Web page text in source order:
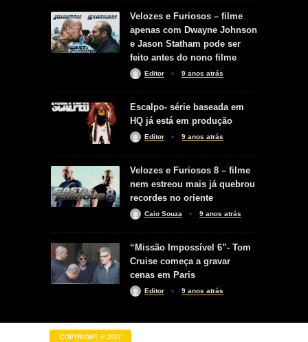
Velozes e Furiosos – filme
apenas com Dwayne Johnson
e Jason Statham pode ser
feito antes do nono filme
Editor 9 anos atrás
Escalpo- série baseada em
HQ já está em produção
Editor 9 anos atrás
Velozes e Furiosos 8 – filme
nem estreou mais já quebrou
recordes no oriente
Caio Souza 9 anos atrás
“Missão Impossível 6”- Tom
Cruise começa a gravar
cenas em Paris
Editor 9 anos atrás
COPYRIGHT © 2017